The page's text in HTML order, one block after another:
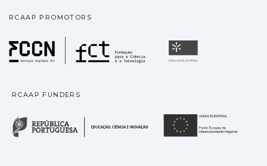
RCAAP PROMOTORS
Fundação para a
RCAAP FUNDERS
República Portuguesa